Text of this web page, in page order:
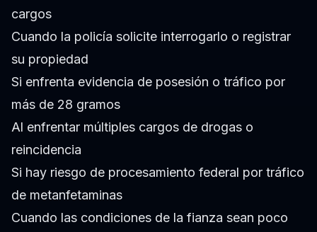
cargos
Cuando la policía solicite interrogarlo o registrar
su propiedad
Si enfrenta evidencia de posesión o tráfico por
más de 28 gramos
Al enfrentar múltiples cargos de drogas o
reincidencia
Si hay riesgo de procesamiento federal por tráfico
de metanfetaminas
Cuando las condiciones de la fianza sean poco